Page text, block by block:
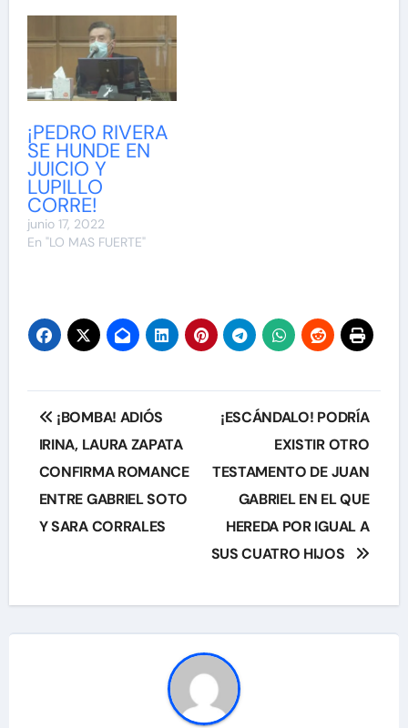
¡PEDRO RIVERA
SE HUNDE EN
JUICIO Y
LUPILLO
CORRE!
junio 17, 2022
En "LO MAS FUERTE"
Navegación
de
entradas
¡BOMBA! ADIÓS
IRINA, LAURA ZAPATA
CONFIRMA ROMANCE
ENTRE GABRIEL SOTO
Y SARA CORRALES
¡ESCÁNDALO! PODRÍA
EXISTIR OTRO
TESTAMENTO DE JUAN
GABRIEL EN EL QUE
HEREDA POR IGUAL A
SUS CUATRO HIJOS